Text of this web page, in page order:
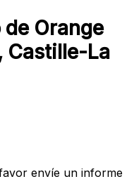
Orange
Castille-La
envíe un informe